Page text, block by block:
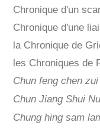
Chronique d'un
Chronique d'une
la Chronique de
les Chroniques de
Chun feng chen
Chun Jiang Shui
Chung hing sam